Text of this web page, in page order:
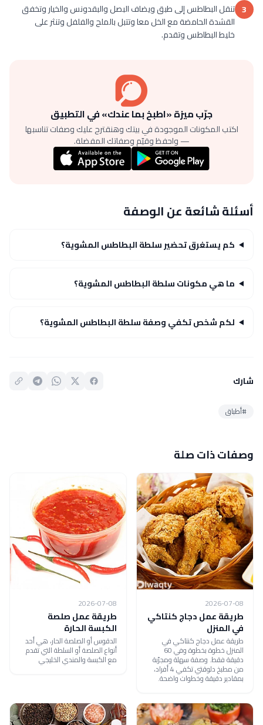
3 تنقل البطاطس إلى طبق ويضاف البصل والبقدونس والخيار وتخفق
القشدة الحامضة مع الخل معا وتتبل بالملح والفلفل وتنثر على
خليط البطاطس وتقدم.
جرّب ميزة «اطبخ بما عندك» في التطبيق
اكتب المكونات الموجودة في بيتك وهنقترح عليك وصفات تناسبها
— واحفظ وقيّم وصفاتك المفضلة.
أسئلة شائعة عن الوصفة
كم يستغرق تحضير سلطة البطاطس المشوية؟
ما هي مكونات سلطة البطاطس المشوية؟
لكم شخص تكفي وصفة سلطة البطاطس المشوية؟
شارك
#أطباق
وصفات ذات صلة
2026-07-08
طريقة عمل دجاج كنتاكي
في المنزل
طريقة عمل دجاج كنتاكي في
المنزل خطوة بخطوة وفي 60
دقيقة فقط. وصفة سهلة ومجرّبة
من مطبخ دلوقتي تكفي 4 أفراد،
بمقادير دقيقة وخطوات واضحة.
2026-07-08
طريقة عمل صلصة
الكبسة الحارة
الدقوس أو الصلصة الحار، هي أحد
أنواع الصلصة أو السلطة التي تقدم
مع الكبسة والمندي الخليجي